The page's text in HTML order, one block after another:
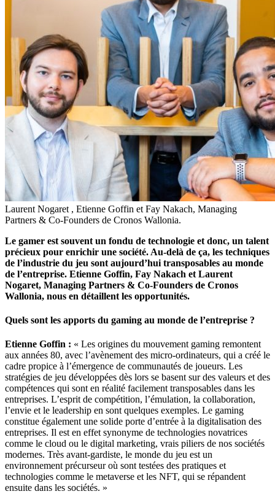
Laurent Nogaret , Etienne Goffin et Fay Nakach, Managing
Partners & Co-Founders de Cronos Wallonia.
Le gamer est souvent un fondu de technologie et donc, un talent
précieux pour enrichir une société. Au-delà de ça, les techniques
de l’industrie du jeu sont aujourd’hui transposables au monde
de l’entreprise. Etienne Goffin, Fay Nakach et Laurent
Nogaret, Managing Partners & Co-Founders de Cronos
Wallonia, nous en détaillent les opportunités.
Quels sont les apports du gaming au monde de l’entreprise ?
Etienne Goffin : « Les origines du mouvement gaming remontent
aux années 80, avec l’avènement des micro-ordinateurs, qui a créé le
cadre propice à l’émergence de communautés de joueurs. Les
stratégies de jeu développées dès lors se basent sur des valeurs et des
compétences qui sont en réalité facilement transposables dans les
entreprises. L’esprit de compétition, l’émulation, la collaboration,
l’envie et le leadership en sont quelques exemples. Le gaming
constitue également une solide porte d’entrée à la digitalisation des
entreprises. Il est en effet synonyme de technologies novatrices
comme le cloud ou le digital marketing, vrais piliers de nos sociétés
modernes. Très avant-gardiste, le monde du jeu est un
environnement précurseur où sont testées des pratiques et
technologies comme le metaverse et les NFT, qui se répandent
ensuite dans les sociétés. »